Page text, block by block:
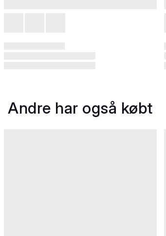
Andre har også købt